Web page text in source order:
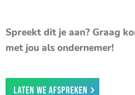
Spreekt dit je aan? Graag
met jou als ondernemer!
Laten we afspreken